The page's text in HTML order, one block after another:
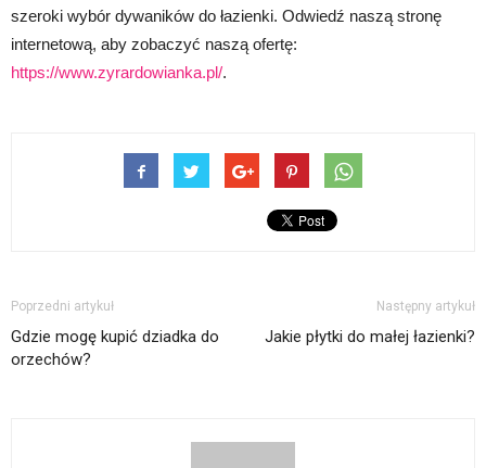
szeroki wybór dywaników do łazienki. Odwiedź naszą stronę
internetową, aby zobaczyć naszą ofertę:
https://www.zyrardowianka.pl/.
Poprzedni artykuł
Gdzie mogę kupić dziadka do
orzechów?
Następny artykuł
Jakie płytki do małej łazienki?